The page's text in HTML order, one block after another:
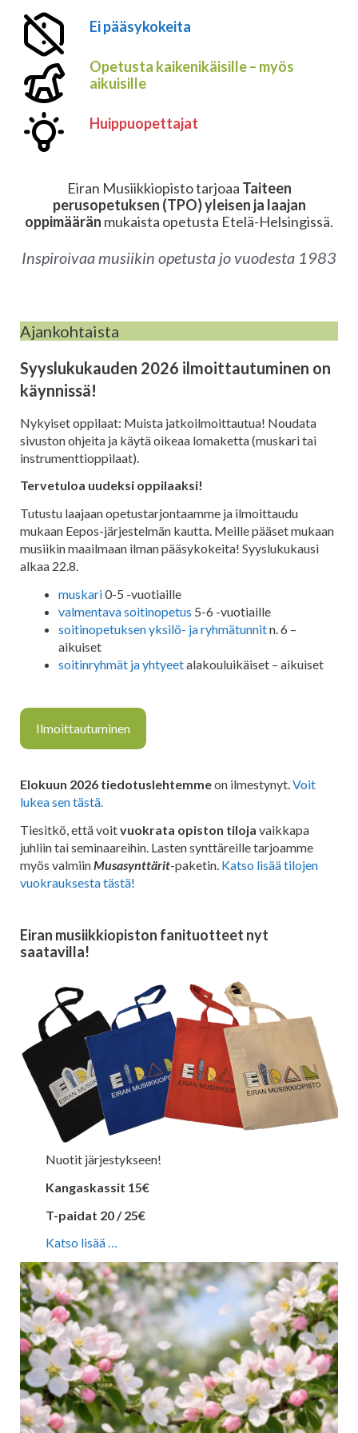
Ei pääsykokeita
Opetusta kaikenikäisille – myös
aikuisille
Huippuopettajat
Eiran Musiikkiopisto tarjoaa Taiteen
perusopetuksen (TPO) yleisen ja laajan
oppimäärän mukaista opetusta Etelä-Helsingissä.
Inspiroivaa musiikin opetusta jo vuodesta 1983
Ajankohtaista
Syyslukukauden 2026 ilmoittautuminen on
käynnissä!
Nykyiset oppilaat: Muista jatkoilmoittautua! Noudata
sivuston ohjeita ja käytä oikeaa lomaketta (muskari tai
instrumenttioppilaat).
Tervetuloa uudeksi oppilaaksi!
Tutustu laajaan opetustarjontaamme ja ilmoittaudu
mukaan Eepos-järjestelmän kautta. Meille pääset mukaan
musiikin maailmaan ilman pääsykokeita! Syyslukukausi
alkaa 22.8.
muskari0-5 -vuotiaille
valmentava soitinopetus 5-6 -vuotiaille
soitinopetuksen yksilö- ja ryhmätunnitn. 6 –
aikuiset
soitinryhmät ja yhtyeetalakouluikäiset – aikuiset
Ilmoittautuminen
Elokuun 2026 tiedotuslehtemmeon ilmestynyt. Voit
lukeasen tästä
Tiesitkö, että voitvuokrata opiston tiloja vaikkapa
juhliin tai seminaareihin. Lasten synttäreille tarjoamme
myös valmiin Musasynttärit-paketin. Katso lisää tilojen
vuokrauksesta tästä!
Eiran musiikkiopiston fanituotteet nyt
saatavilla!
Nuotit järjestykseen!
Kangaskassit 15€
T-paidat 20 / 25€
Katso lisää …